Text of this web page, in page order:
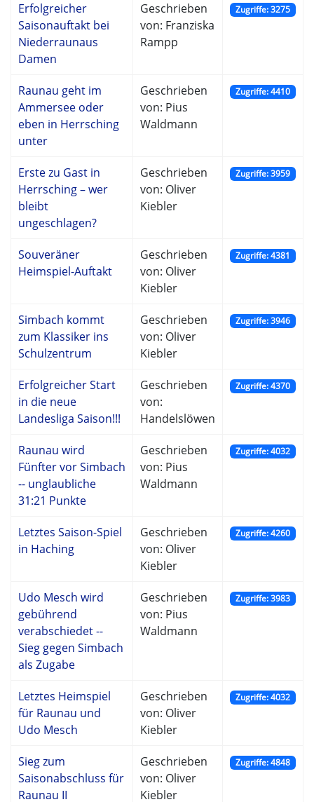
Erfolgreicher
Saisonauftakt bei
Niederraunaus
Damen
Geschrieben
von: Franziska
Rampp
Zugriffe: 3275
Raunau geht im
Ammersee oder
eben in Herrsching
unter
Geschrieben
von: Pius
Waldmann
Zugriffe: 4410
Erste zu Gast in
Herrsching – wer
bleibt
ungeschlagen?
Geschrieben
von: Oliver
Kiebler
Zugriffe: 3959
Souveräner
Heimspiel-Auftakt
Geschrieben
von: Oliver
Kiebler
Zugriffe: 4381
Simbach kommt
zum Klassiker ins
Schulzentrum
Geschrieben
von: Oliver
Kiebler
Zugriffe: 3946
Erfolgreicher Start
in die neue
Landesliga Saison!!!
Geschrieben
von:
Handelslöwen
Zugriffe: 4370
Raunau wird
Fünfter vor Simbach
-- unglaubliche
31:21 Punkte
Geschrieben
von: Pius
Waldmann
Zugriffe: 4032
Letztes Saison-Spiel
in Haching
Geschrieben
von: Oliver
Kiebler
Zugriffe: 4260
Udo Mesch wird
gebührend
verabschiedet --
Sieg gegen Simbach
als Zugabe
Geschrieben
von: Pius
Waldmann
Zugriffe: 3983
Letztes Heimspiel
für Raunau und
Udo Mesch
Geschrieben
von: Oliver
Kiebler
Zugriffe: 4032
Sieg zum
Saisonabschluss für
Raunau II
Geschrieben
von: Oliver
Kiebler
Zugriffe: 4848